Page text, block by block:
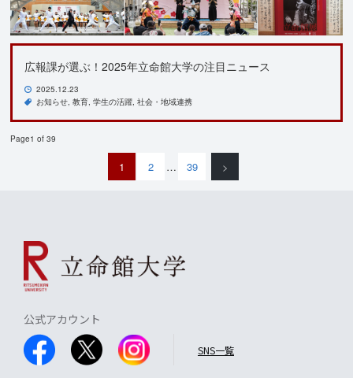
広報課が選ぶ！2025年立命館大学の注目ニュース
2025.12.23
お知らせ 教育 学生の活躍 社会・地域連携
Page1 of 39
1 2 … 39 >
公式アカウント
SNS一覧